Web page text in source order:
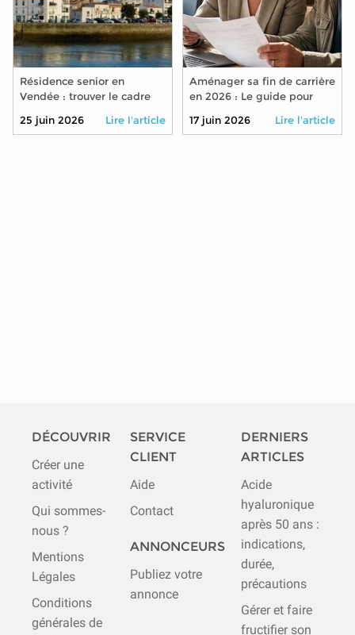
Résidence senior en
Vendée : trouver le cadre
25 juin 2026 Lire l'article
Aménager sa fin de carrière
en 2026 : Le guide pour
travail sans pénaliser sa
17 juin 2026 Lire l'article
DÉCOUVRIR
Créer une
activité
Qui sommes-
nous ?
Mentions
Légales
Conditions
générales de
SERVICE
CLIENT
Aide
Contact
ANNONCEURS
Publiez votre
annonce
DERNIERS
ARTICLES
Acide
hyaluronique
après 50 ans :
indications,
durée,
précautions
Gérer et faire
fructifier son